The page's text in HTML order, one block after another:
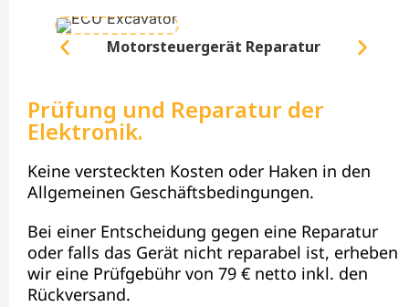
Motorsteuergerät Reparatur
Prüfung und Reparatur der
Elektronik.
Keine versteckten Kosten oder Haken in den
Allgemeinen Geschäftsbedingungen.
Bei einer Entscheidung gegen eine Reparatur
oder falls das Gerät nicht reparabel ist, erheben
wir eine Prüfgebühr von 79 € netto inkl. den
Rückversand.